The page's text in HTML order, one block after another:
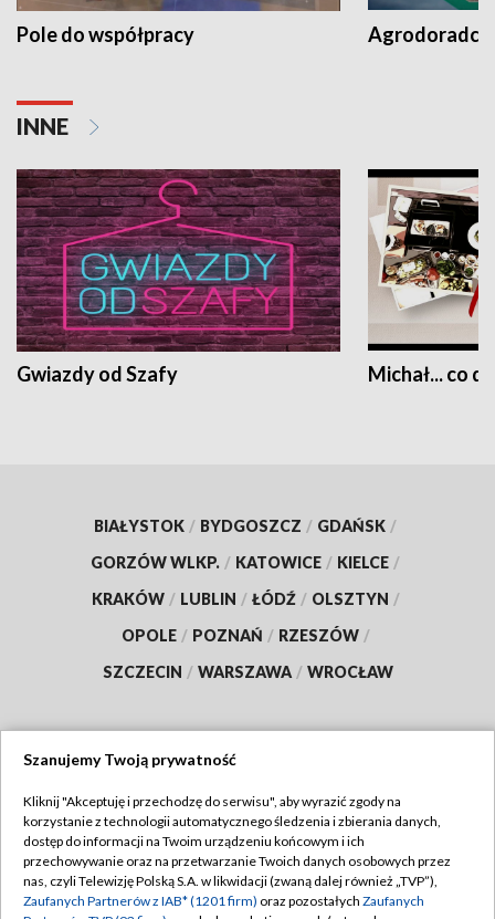
Pole do współpracy Agrodoradcy
INNE
Gwiazdy od Szafy Michał... co
BIAŁYSTOK / BYDGOSZCZ / GDAŃSK /
GORZÓW WLKP. / KATOWICE / KIELCE /
KRAKÓW / LUBLIN / ŁÓDŹ / OLSZTYN /
OPOLE / POZNAŃ / RZESZÓW /
SZCZECIN / WARSZAWA / WROCŁAW
TVP
Abonament TVP
Emisja w TVP
Regulamin TVP
Polityka prywatności
Szanujemy Twoją prywatność
Kliknij "Akceptuję i przechodzę do serwisu", aby wyrazić zgody na
korzystanie z technologii automatycznego śledzenia i zbierania danych,
dostęp do informacji na Twoim urządzeniu końcowym i ich
przechowywanie oraz na przetwarzanie Twoich danych osobowych przez
nas, czyli Telewizję Polską S.A. w likwidacji (zwaną dalej również „TVP”),
Zaufanych Partnerów z IAB* (1201 firm) oraz pozostałych Zaufanych